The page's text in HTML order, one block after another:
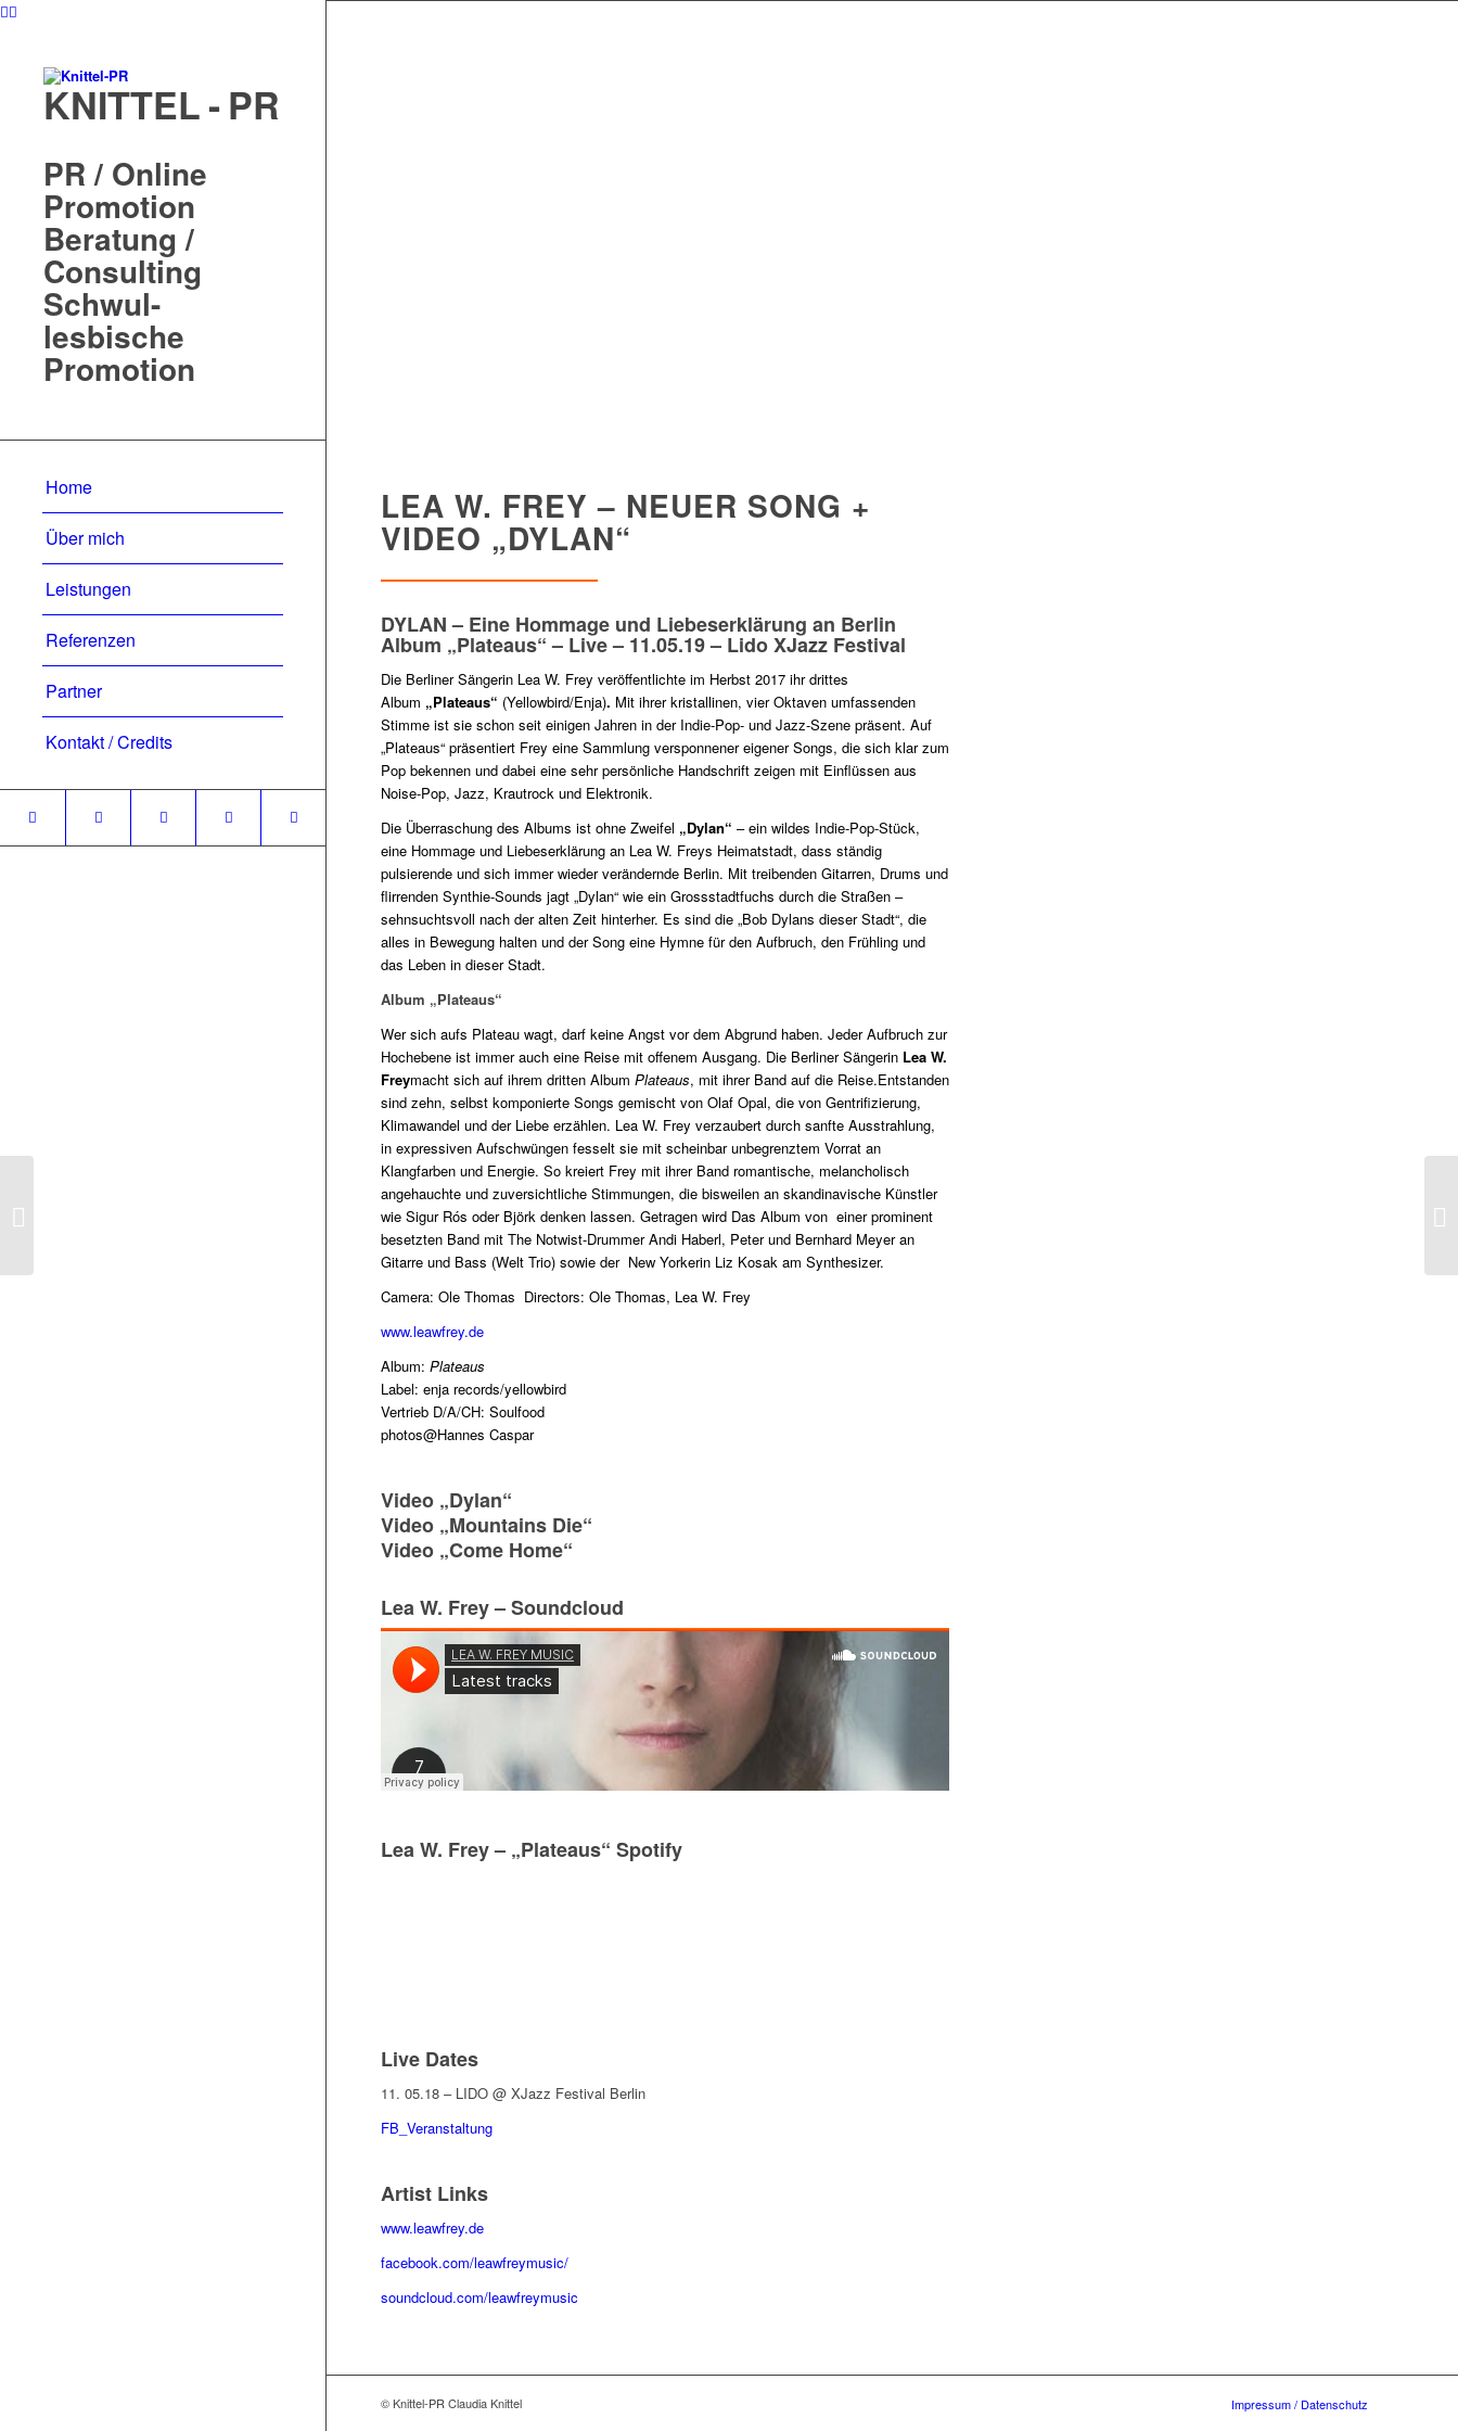
KNITTEL - PR
PR / Online
Promotion
Beratung /
Consulting
Schwul-
lesbische
Promotion
Home
Über mich
Leistungen
Referenzen
Partner
Kontakt / Credits
LEA W. FREY – NEUER SONG +
VIDEO „DYLAN“
DYLAN – Eine Hommage und Liebeserklärung an Berlin
Album „Plateaus“ – Live – 11.05.19 – Lido XJazz Festival
Die Berliner Sängerin Lea W. Frey veröffentlichte im Herbst 2017 ihr drittes
Album „Plateaus“ (Yellowbird/Enja). Mit ihrer kristallinen, vier Oktaven umfassenden
Stimme ist sie schon seit einigen Jahren in der Indie-Pop- und Jazz-Szene präsent. Auf
„Plateaus“ präsentiert Frey eine Sammlung versponnener eigener Songs, die sich klar zum
Pop bekennen und dabei eine sehr persönliche Handschrift zeigen mit Einflüssen aus
Noise-Pop, Jazz, Krautrock und Elektronik.
Die Überraschung des Albums ist ohne Zweifel „Dylan“ – ein wildes Indie-Pop-Stück,
eine Hommage und Liebeserklärung an Lea W. Freys Heimatstadt, dass ständig
pulsierende und sich immer wieder verändernde Berlin. Mit treibenden Gitarren, Drums und
flirrenden Synthie-Sounds jagt „Dylan“ wie ein Grossstadtfuchs durch die Straßen –
sehnsuchtsvoll nach der alten Zeit hinterher. Es sind die „Bob Dylans dieser Stadt“, die
alles in Bewegung halten und der Song eine Hymne für den Aufbruch, den Frühling und
das Leben in dieser Stadt.
Album „Plateaus“
Wer sich aufs Plateau wagt, darf keine Angst vor dem Abgrund haben. Jeder Aufbruch zur
Hochebene ist immer auch eine Reise mit offenem Ausgang. Die Berliner Sängerin Lea W.
Freymacht sich auf ihrem dritten Album Plateaus, mit ihrer Band auf die Reise.Entstanden
sind zehn, selbst komponierte Songs gemischt von Olaf Opal, die von Gentrifizierung,
Klimawandel und der Liebe erzählen. Lea W. Frey verzaubert durch sanfte Ausstrahlung,
in expressiven Aufschwüngen fesselt sie mit scheinbar unbegrenztem Vorrat an
Klangfarben und Energie. So kreiert Frey mit ihrer Band romantische, melancholisch
angehauchte und zuversichtliche Stimmungen, die bisweilen an skandinavische Künstler
wie Sigur Rós oder Björk denken lassen. Getragen wird Das Album von einer prominent
besetzten Band mit The Notwist-Drummer Andi Haberl, Peter und Bernhard Meyer an
Gitarre und Bass (Welt Trio) sowie der New Yorkerin Liz Kosak am Synthesizer.
Camera: Ole Thomas Directors: Ole Thomas, Lea W. Frey
www.leawfrey.de
Album: Plateaus
Label: enja records/yellowbird
Vertrieb D/A/CH: Soulfood
photos@Hannes Caspar
Video „Dylan“
Video „Mountains Die“
Video „Come Home“
Lea W. Frey – Soundcloud
Lea W. Frey – „Plateaus“ Spotify
Live Dates
11. 05.18 – LIDO @ XJazz Festival Berlin
FB_Veranstaltung
Artist Links
www.leawfrey.de
facebook.com/leawfreymusic/
soundcloud.com/leawfreymusic
© Knittel-PR Claudia Knittel Impressum / Datenschutz